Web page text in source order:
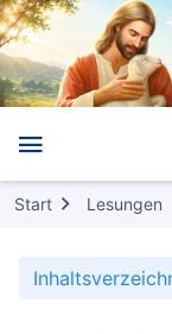
Start Lesungen